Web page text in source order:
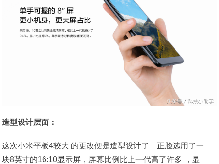
造型设计层面：
这次小米平板4较大 的更改便是造型设计了，正脸选用了一
块8英寸的16:10显示屏，屏幕比例比上一代高了许多 ，显